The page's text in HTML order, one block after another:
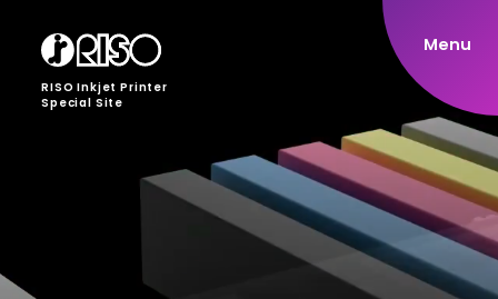
Menu
RISO Inkjet Printer
Special Site